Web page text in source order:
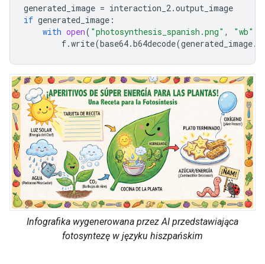
generated_image = interaction_2.output_image
if generated_image :
with open( "photosynthesis_spanish.png" , "wb"
f.write(base64.b64decode(generated_image.
Infografika wygenerowana przez AI przedstawiająca
fotosyntezę w języku hiszpańskim